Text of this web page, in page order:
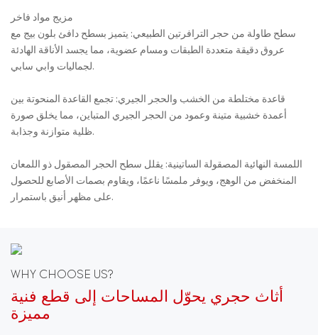
مزيج مواد فاخر
سطح طاولة من حجر الترافرتين الطبيعي: يتميز بسطح دافئ بلون بيج مع
عروق دقيقة متعددة الطبقات ومسام عضوية، مما يجسد الأناقة الهادئة
لجماليات وابي سابي.
قاعدة مختلطة من الخشب والحجر الجيري: تجمع القاعدة المنحوتة بين
أعمدة خشبية متينة وعمود من الحجر الجيري المتباين، مما يخلق صورة
ظلية متوازنة وجذابة.
اللمسة النهائية المصقولة الساتينية: يقلل سطح الحجر المصقول ذو اللمعان
المنخفض من الوهج، ويوفر ملمسًا ناعمًا، ويقاوم بصمات الأصابع للحصول
على مظهر أنيق باستمرار.
WHY CHOOSE US?
أثاث حجري يحوّل المساحات إلى قطع فنية
مميزة